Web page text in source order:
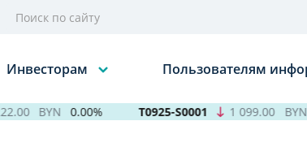
Инвесторам Пользователям
BYN 0.00% T0925-S0001 1 099.00 BYN -